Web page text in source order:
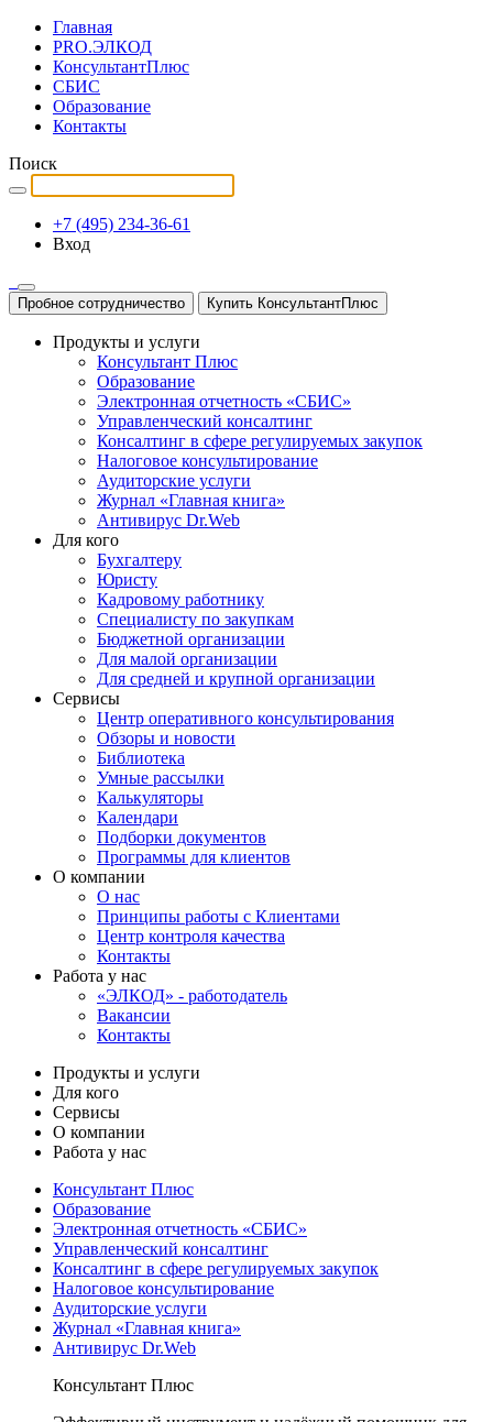
Главная
PRO.ЭЛКОД
КонсультантПлюс
СБИС
Образование
Контакты
Поиск
+7 (495) 234-36-61
Вход
Пробное сотрудничество Купить КонсультантПлюс
Продукты и услуги
Консультант Плюс
Образование
Электронная отчетность «СБИС»
Управленческий консалтинг
Консалтинг в сфере регулируемых закупок
Налоговое консультирование
Аудиторские услуги
Журнал «Главная книга»
Антивирус Dr.Web
Для кого
Бухгалтеру
Юристу
Кадровому работнику
Специалисту по закупкам
Бюджетной организации
Для малой организации
Для средней и крупной организации
Сервисы
Центр оперативного консультирования
Обзоры и новости
Библиотека
Умные рассылки
Калькуляторы
Календари
Подборки документов
Программы для клиентов
О компании
О нас
Принципы работы с Клиентами
Центр контроля качества
Контакты
Работа у нас
«ЭЛКОД» - работодатель
Вакансии
Контакты
Продукты и услуги
Для кого
Сервисы
О компании
Работа у нас
Консультант Плюс
Образование
Электронная отчетность «СБИС»
Управленческий консалтинг
Консалтинг в сфере регулируемых закупок
Налоговое консультирование
Аудиторские услуги
Журнал «Главная книга»
Антивирус Dr.Web
Консультант Плюс